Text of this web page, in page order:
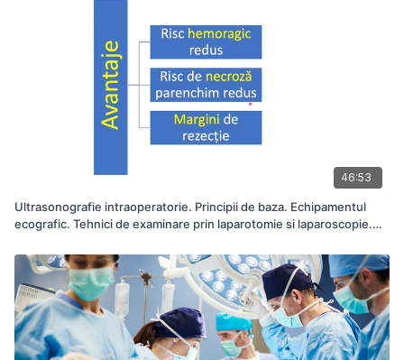
46:53
Ultrasonografie intraoperatorie. Principii de baza. Echipamentul
ecografic. Tehnici de examinare prin laparotomie si laparoscopie.